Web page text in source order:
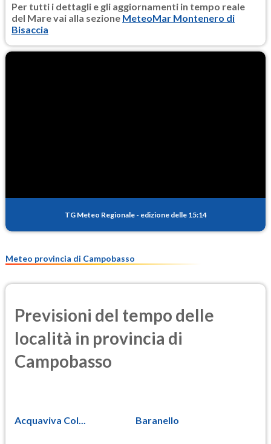
Per tutti i dettagli e gli aggiornamenti in tempo reale
del Mare vai alla sezione MeteoMar Montenero di
Bisaccia
TG Meteo Regionale - edizione delle 15:14
Meteo provincia di Campobasso
Previsioni del tempo delle
località in provincia di
Campobasso
Acquaviva Col... Baranello